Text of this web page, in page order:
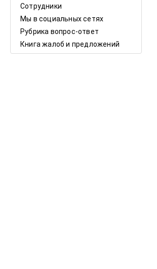
Сотрудники
Мы в социальных сетях
Рубрика вопрос-ответ
Книга жалоб и предложений